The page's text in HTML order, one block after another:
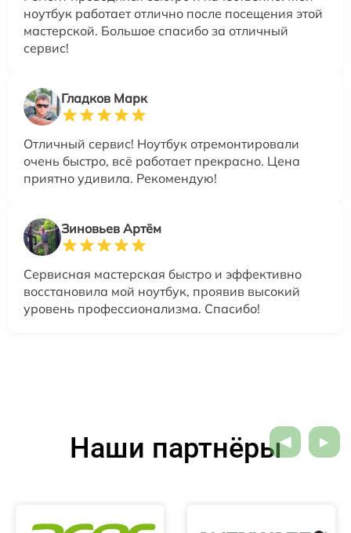
ноутбук работает отлично после посещения этой
мастерской. Большое спасибо за отличный
сервис!
Гладков Марк
Отличный сервис! Ноутбук отремонтировали
очень быстро, всё работает прекрасно. Цена
приятно удивила. Рекомендую!
Зиновьев Артём
Сервисная мастерская быстро и эффективно
восстановила мой ноутбук, проявив высокий
уровень профессионализма. Спасибо!
Наши партнёры